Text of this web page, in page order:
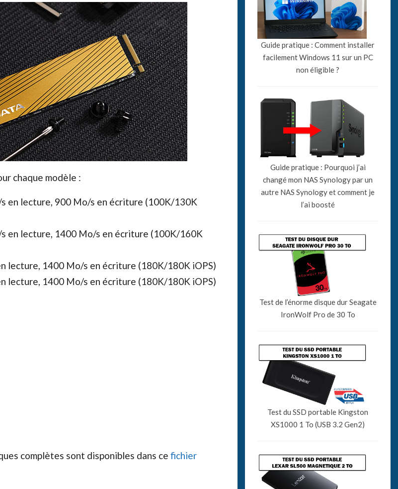
chaque modèle :
en lecture, 900 Mo/s en écriture (100K/130K
en lecture, 1400 Mo/s en écriture (100K/160K
lecture, 1400 Mo/s en écriture (180K/180K iOPS)
lecture, 1400 Mo/s en écriture (180K/180K iOPS)
complètes sont disponibles dans ce fichier
Guide pratique : Comment installer
facilement Windows 11 sur un PC
non éligible ?
Guide pratique : Pourquoi j’ai
changé mon NAS Synology par un
autre NAS Synology et comment je
l’ai boosté
Test de l’énorme disque dur Seagate
IronWolf Pro de 30 To
Test du SSD portable Kingston
XS1000 1 To (USB 3.2 Gen2)